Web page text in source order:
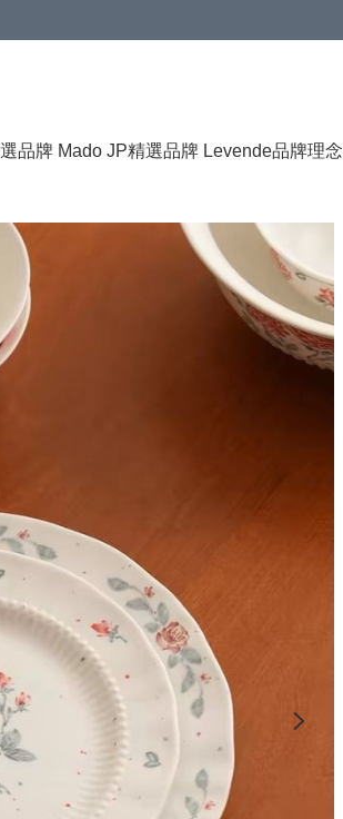
品牌 Mado JP精選品牌 Levende品牌理念